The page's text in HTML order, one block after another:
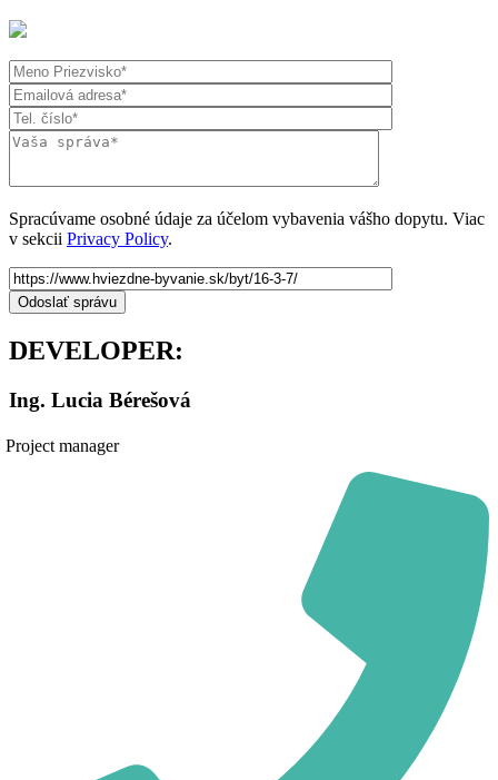
Spracúvame osobné údaje za účelom vybavenia vášho dopytu. Viac
v sekcii Privacy Policy.
DEVELOPER:
Ing. Lucia Bérešová
Project manager